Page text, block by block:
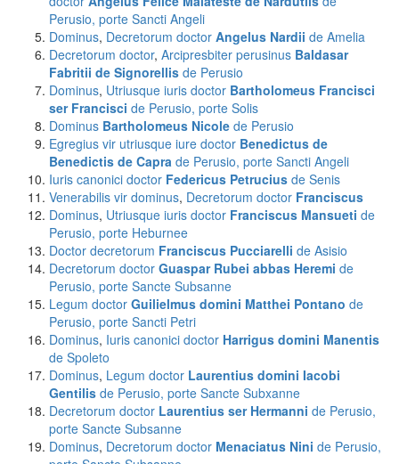
Perusio, porte Sancti Angeli
Dominus, Decretorum doctor Angelus Nardii de Amelia
Decretorum doctor, Arcipresbiter perusinus Baldasar
Fabritii de Signorellis de Perusio
Dominus, Utriusque iuris doctor Bartholomeus Francisci
ser Francisci de Perusio, porte Solis
Dominus Bartholomeus Nicole de Perusio
Egregius vir utriusque iure doctor Benedictus de
Benedictis de Capra de Perusio, porte Sancti Angeli
Iuris canonici doctor Federicus Petrucius de Senis
Venerabilis vir dominus, Decretorum doctor Franciscus
Dominus, Utriusque iuris doctor Franciscus Mansueti de
Perusio, porte Heburnee
Doctor decretorum Franciscus Pucciarelli de Asisio
Decretorum doctor Guaspar Rubei abbas Heremi de
Perusio, porte Sancte Subsanne
Legum doctor Guilielmus domini Matthei Pontano de
Perusio, porte Sancti Petri
Dominus, Iuris canonici doctor Harrigus domini Manentis
de Spoleto
Dominus, Legum doctor Laurentius domini Iacobi
Gentilis de Perusio, porte Sancte Subxanne
Decretorum doctor Laurentius ser Hermanni de Perusio,
porte Sancte Subsanne
Dominus, Decretorum doctor Menaciatus Nini de Perusio,